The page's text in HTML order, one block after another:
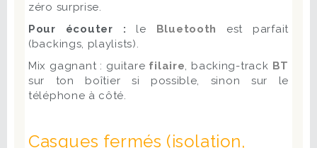
zéro surprise.
Pour écouter : le Bluetooth
est parfait
(backings, playlists).
Mix gagnant : guitare filaire, backing-track BT
sur ton boîtier si possible, sinon sur le
téléphone à côté.
Casques fermés (isolation,